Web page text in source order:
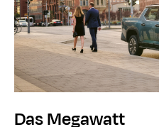
Das Megawatt